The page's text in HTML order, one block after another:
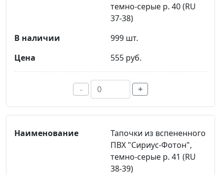
темно-серые р. 40 (RU
37-38)
999 шт.
555 руб.
- +
Тапочки из вспененного
ПВХ "Сириус-Фотон",
темно-серые р. 41 (RU
38-39)